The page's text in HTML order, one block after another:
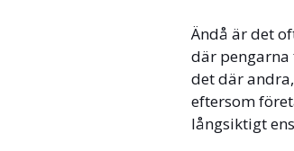
Ändå är det
där pengarna
det där
eftersom
långsiktigt